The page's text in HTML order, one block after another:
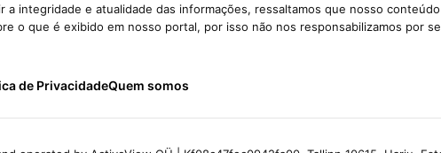
a integridade e atualidade das informações, ressaltamos que nosso
o que é exibido em nosso portal, por isso não nos responsabilizamos por
de PrivacidadeQuem somos